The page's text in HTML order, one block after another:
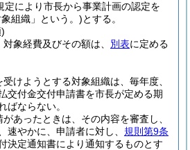
定により市長から事業計画の認定を
組織」という。)とする。
象経費及びその額は、 別表に定める
けようとする対象組織は、毎年度、
交付金交付申請書を市長が定める期
ばならない。
があったときは、その内容を審査し、
速やかに、申請者に対し、 規則第9条
決定通知書により通知するものとす